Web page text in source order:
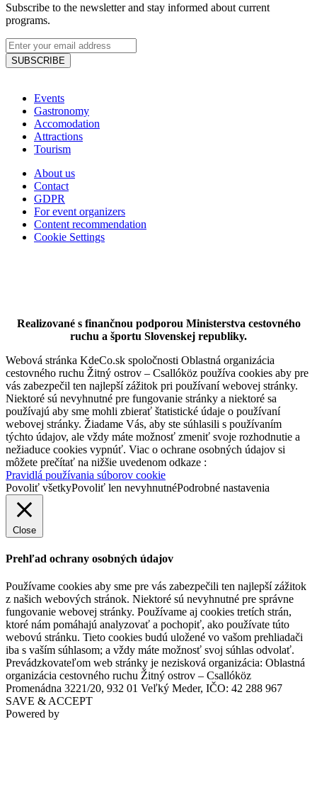
64 km,Bike trip
Subscribe to the newsletter and stay informed about current
programs.
SUBSCRIBE
Events
Gastronomy
Accomodation
Attractions
Tourism
About us
Contact
GDPR
For event organizers
Content recommendation
Cookie Settings
Realizované s finančnou podporou Ministerstva cestovného
ruchu a športu Slovenskej republiky.
Webová stránka KdeCo.sk spoločnosti Oblastná organizácia
cestovného ruchu Žitný ostrov – Csallóköz používa cookies aby pre
vás zabezpečil ten najlepší zážitok pri používaní webovej stránky.
Niektoré sú nevyhnutné pre fungovanie stránky a niektoré sa
používajú aby sme mohli zbierať štatistické údaje o používaní
webovej stránky. Žiadame Vás, aby ste súhlasili s používaním
týchto údajov, ale vždy máte možnosť zmeniť svoje rozhodnutie a
nežiaduce cookies vypnúť. Viac o ochrane osobných údajov si
môžete prečítať na nižšie uvedenom odkaze :
Pravidlá používania súborov cookie
Povoliť všetkyPovoliť len nevyhnutnéPodrobné nastavenia
Close
Prehľad ochrany osobných údajov
Používame cookies aby sme pre vás zabezpečili ten najlepší zážitok
z našich webových stránok. Niektoré sú nevyhnutné pre správne
fungovanie webovej stránky. Používame aj cookies tretích strán,
ktoré nám pomáhajú analyzovať a pochopiť, ako používate túto
webovú stránku. Tieto cookies budú uložené vo vašom prehliadači
iba s vaším súhlasom; a vždy máte možnosť svoj súhlas odvolať.
Prevádzkovateľom web stránky je nezisková organizácia: Oblastná
organizácia cestovného ruchu Žitný ostrov – Csallóköz
Promenádna 3221/20, 932 01 Veľký Meder, IČO: 42 288 967
SAVE & ACCEPT
Powered by